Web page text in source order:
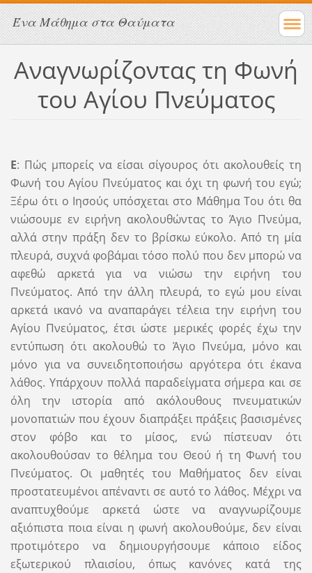
Ένα Μάθημα στα Θαύματα
Αναγνωρίζοντας τη Φωνή
του Αγίου Πνεύματος
Ε: Πώς μπορείς να είσαι σίγουρος ότι ακολουθείς τη
Φωνή του Αγίου Πνεύματος και όχι τη φωνή του εγώ;
Ξέρω ότι ο Ιησούς υπόσχεται στο Μάθημα Του ότι θα
νιώσουμε εν ειρήνη ακολουθώντας το Άγιο Πνεύμα,
αλλά στην πράξη δεν το βρίσκω εύκολο. Από τη μία
πλευρά, συχνά φοβάμαι τόσο πολύ που δεν μπορώ να
αφεθώ αρκετά για να νιώσω την ειρήνη του
Πνεύματος. Από την άλλη πλευρά, το εγώ μου είναι
αρκετά ικανό να αναπαράγει τέλεια την ειρήνη του
Αγίου Πνεύματος, έτσι ώστε μερικές φορές έχω την
εντύπωση ότι ακολουθώ το Άγιο Πνεύμα, μόνο και
μόνο για να συνειδητοποιήσω αργότερα ότι έκανα
λάθος. Υπάρχουν πολλά παραδείγματα σήμερα και σε
όλη την ιστορία από ακόλουθους πνευματικών
μονοπατιών που έχουν διαπράξει πράξεις βασισμένες
στον φόβο και το μίσος, ενώ πίστευαν ότι
ακολουθούσαν το θέλημα του Θεού ή τη Φωνή του
Πνεύματος. Οι μαθητές του Μαθήματος δεν είναι
προστατευμένοι απέναντι σε αυτό το λάθος. Μέχρι να
αναπτυχθούμε αρκετά ώστε να αναγνωρίζουμε
αξιόπιστα ποια είναι η φωνή ακολουθούμε, δεν είναι
προτιμότερο να δημιουργήσουμε κάποιο είδος
εξωτερικού πλαισίου, όπως κανόνες κατά της